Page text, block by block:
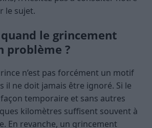
le sujet.
le grincement
problème ?
n’est pas forcément un motif
il ne doit jamais être ignoré. Si le
temporaire et sans autres
kilomètres suffisent souvent à
En revanche, un grincement